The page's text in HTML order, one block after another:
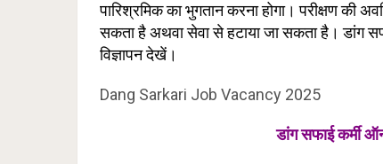
पारिश्रमिक का भुगतान करना होगा। परीक्षण की
सकता है अथवा सेवा से हटाया जा सकता है। डांग
विज्ञापन देखें।
Dang Sarkari Job Vacancy 2025
डांग सफाई कर्मी